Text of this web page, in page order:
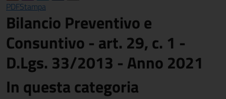
PDFStampa
Bilancio Preventivo e
Consuntivo - art. 29, c. 1 -
D.Lgs. 33/2013 - Anno 2021
In questa categoria